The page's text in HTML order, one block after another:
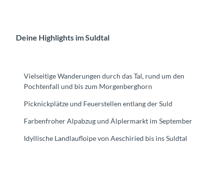
Deine Highlights im Suldtal
Vielseitige Wanderungen durch das Tal, rund um den
Pochtenfall und bis zum Morgenberghorn
Picknickplätze und Feuerstellen entlang der Suld
Farbenfroher Alpabzug und Älplermarkt im September
Idyllische Landlaufloipe von Aeschiried bis ins Suldtal